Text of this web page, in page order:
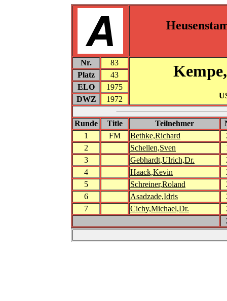
Nr. 83
Platz
43
ELO
1975
DWZ
1972
Runde Title Teilnehmer
1
FM Bethke,Richard
2
Schellen,Sven
3
Gebhardt,Ulrich,Dr.
4
Haack,Kevin
5
Schreiner,Roland
6
Asadzade,Idris
7
Cichy,Michael,Dr.